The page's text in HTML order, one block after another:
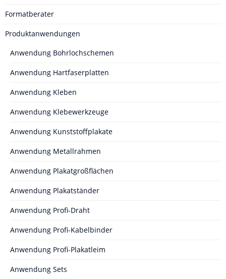
Formatberater
Produktanwendungen
Anwendung Bohrlochschemen
Anwendung Hartfaserplatten
Anwendung Kleben
Anwendung Klebewerkzeuge
Anwendung Kunststoffplakate
Anwendung Metallrahmen
Anwendung Plakatgroßflächen
Anwendung Plakatständer
Anwendung Profi-Draht
Anwendung Profi-Kabelbinder
Anwendung Profi-Plakatleim
Anwendung Sets